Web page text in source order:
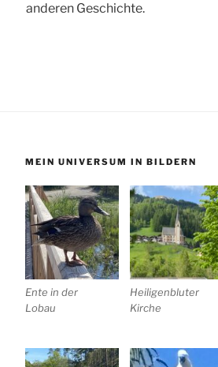
anderen Geschichte.
MEIN UNIVERSUM IN BILDERN
Ente in der
Lobau
Heiligenbluter
Kirche